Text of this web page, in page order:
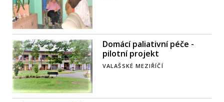
Domácí paliativní péče -
pilotní projekt
VALAŠSKÉ MEZIŘÍČÍ